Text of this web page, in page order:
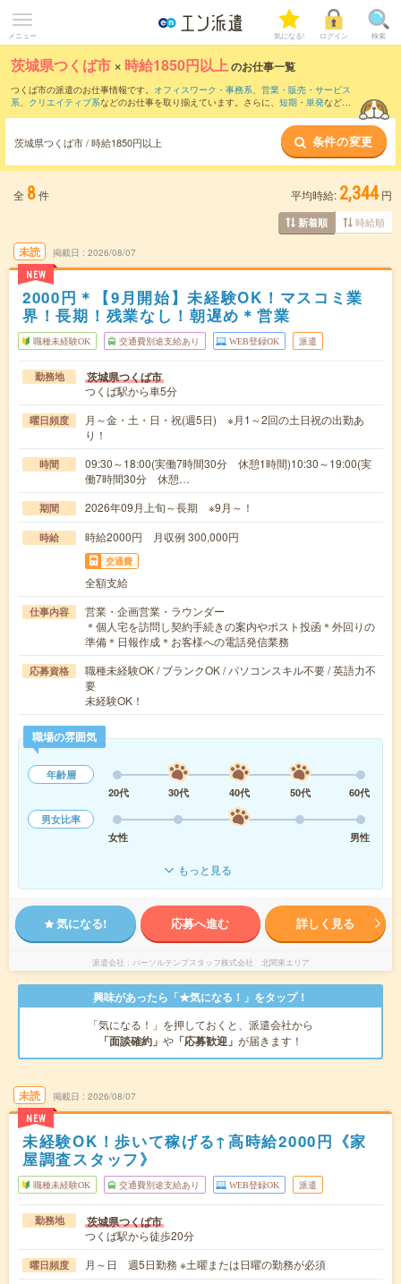
メニュー 気になる! ログイン 検索
茨城県つくば市 × 時給1850円以上のお仕事一覧
つくば市の派遣のお仕事情報です。 オフィスワーク・事務系、 営業・販売・サービス
系、 クリエイティブ系などのお仕事を取り揃えています。さらに、 短期 ・ 単発などの
茨城県つくば市 / 時給1850円以上 条件の変更
全 8件 平均時給: 2,344 円
新着順 時給順
未読
NEW
掲載日 2026/08/07
2000円＊【9月開始】未経験OK！マスコミ業
界！長期！残業なし！朝遅め＊営業
職種未経験OK 交通費別途支給あり WEB登録OK 派遣
勤務地 茨城県つくば市
つくば駅から車5分
曜日頻度
月～金・土・日・祝(週5日) ※月1～2回の土日祝の出勤あ
り！
時間
09:30～18:00(実働7時間30分 休憩1時間)10:30～19:00(実
働7時間30分 休憩…
期間 2026年09月上旬～長期 ※9月～！
時給 時給2000円 月収例 300,000円
交通費
全額支給
仕事内容
営業・企画営業・ラウンダー
＊個人宅を訪問し契約手続きの案内やポスト投函＊外回りの
準備＊日報作成＊お客様への電話発信業務
応募資格
職種未経験OK / ブランクOK / パソコンスキル不要 / 英語力不
要
未経験OK！
職場の雰囲気
年齢層
20代
30代 40代 50代
60代
男女比率
女性
男性
もっと見る
気になる! 応募へ進む 詳しく見る
派遣会社 パーソルテンプスタッフ株式会社 北関東エリア
興味があったら「★気になる！」をタップ！
「気になる！」を押しておくと、派遣会社から
「面談確約」 や 「応募歓迎」 が届きます！
未読
NEW
掲載日 2026/08/07
未経験OK！歩いて稼げる↑高時給2000円《家
屋調査スタッフ》
職種未経験OK 交通費別途支給あり WEB登録OK 派遣
勤務地 茨城県つくば市
つくば駅から徒歩20分
曜日頻度 月～日 週5日勤務 ※土曜または日曜の勤務が必須